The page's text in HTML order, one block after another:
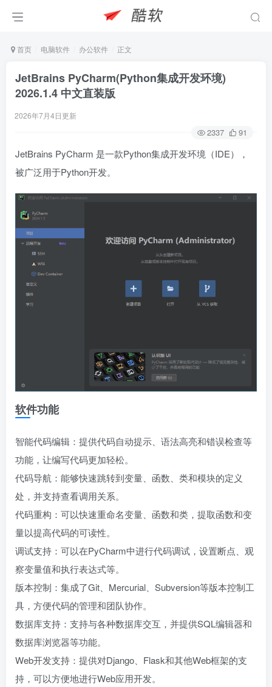
首页 电脑软件 办公软件 正文
JetBrains PyCharm(Python集成开发环境)
2026.1.4 中文直装版
2026年7月4日更新
2337 91
JetBrains PyCharm 是一款Python集成开发环境（IDE），
被广泛用于Python开发。
软件功能
智能代码编辑：提供代码自动提示、语法高亮和错误检查等
功能，让编写代码更加轻松。
代码导航：能够快速跳转到变量、函数、类和模块的定义
处，并支持查看调用关系。
代码重构：可以快速重命名变量、函数和类，提取函数和变
量以提高代码的可读性。
调试支持：可以在PyCharm中进行代码调试，设置断点、观
察变量值和执行表达式等。
版本控制：集成了Git、Mercurial、Subversion等版本控制工
具，方便代码的管理和团队协作。
数据库支持：支持与各种数据库交互，并提供SQL编辑器和
数据库浏览器等功能。
Web开发支持：提供对Django、Flask和其他Web框架的支
持，可以方便地进行Web应用开发。